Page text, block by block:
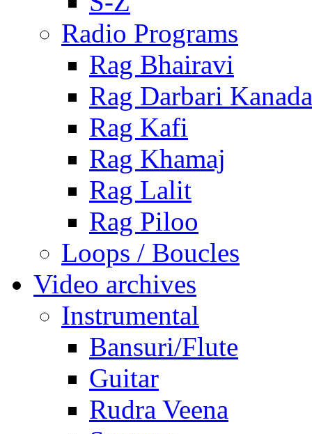
Radio Programs
Rag Bhairavi
Rag Darbari Kanada
Rag Kafi
Rag Khamaj
Rag Lalit
Rag Piloo
Loops / Boucles
Video archives
Instrumental
Bansuri/Flute
Guitar
Rudra Veena